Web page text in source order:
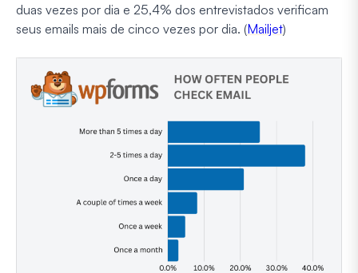
duas vezes por dia e 25,4% dos entrevistados verificam
seus emails mais de cinco vezes por dia. (Mailjet)